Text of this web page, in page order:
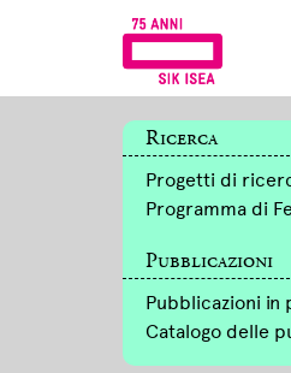
Ricerca
Progetti di
Programma di
Pubblicazioni
Pubblicazioni in
Catalogo delle